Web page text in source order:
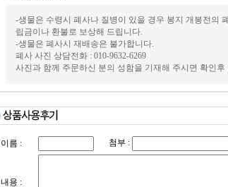
-생물은 수령시 폐사나 질병이 있을 경우 봉지 개봉전의
립금이나 환불로 보상해 드립니다.
-생물은 폐사시 재배송은 불가합니다.
폐사 사진 상담전화 : 010-9632-6269
사진과 함께 주문하신 분의 성함을 기재해 주시면 확인
이름 : 첨부 :
내용 :